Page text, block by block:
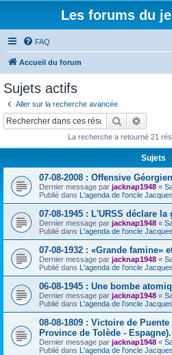
Les forums du
FAQ
Accueil du forum
Sujets actifs
Aller sur la recherche avancée
Rechercher
La recherche a retourné 21
Sujets
07-08-2008 : Offensive
Dernier message par jacknap1948 «
Publié dans L'agenda de l'oncle Jacques
07-08-1945 : L'URSS déclare
Dernier message par jacknap1948 «
Publié dans L'agenda de l'oncle Jacques
07-08-1932 : «Grande famine»
Dernier message par jacknap1948 «
Publié dans L'agenda de l'oncle Jacques
06-08-1945 : Une bombe
Dernier message par jacknap1948 «
Publié dans L'agenda de l'oncle Jacques
08-08-1809 : Victoire de
Province de Tolède - Espagne).
Dernier message par jacknap1948 «
Publié dans L'agenda de l'oncle Jacques